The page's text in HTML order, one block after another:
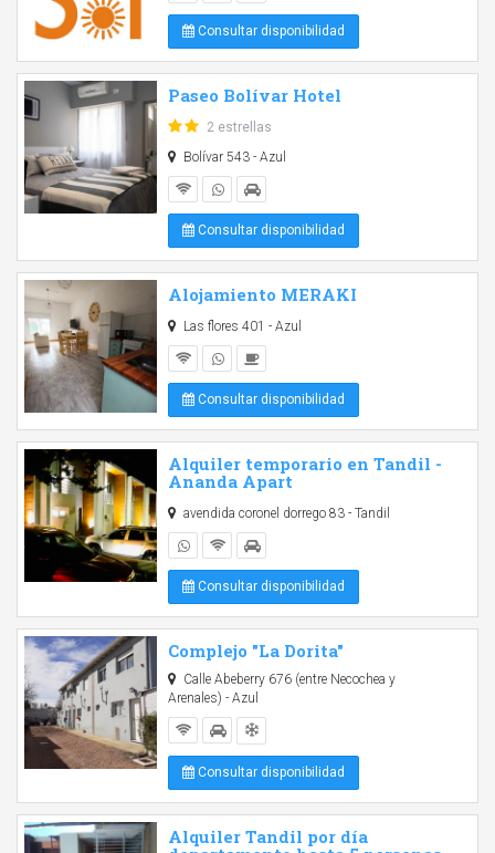
Consultar disponibilidad
Paseo Bolívar Hotel
2 estrellas
Bolívar 543 - Azul
Consultar disponibilidad
Alojamiento MERAKI
Las flores 401 - Azul
Consultar disponibilidad
Alquiler temporario en Tandil -
Ananda Apart
avendida coronel dorrego 83 - Tandil
Consultar disponibilidad
Complejo "La Dorita"
Calle Abeberry 676 (entre Necochea y
Arenales) - Azul
Consultar disponibilidad
Alquiler Tandil por día